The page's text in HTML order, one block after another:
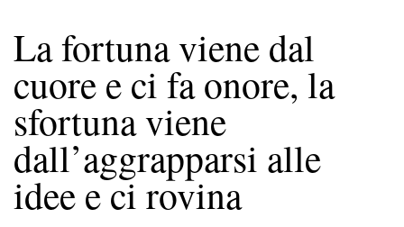
La fortuna viene dal
cuore e ci fa onore, la
sfortuna viene
dall’aggrapparsi alle
idee e ci rovina